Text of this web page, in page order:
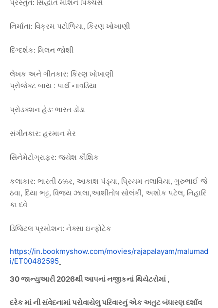
પ્રસ્તુત: સિદ્ધાંત મોશન પિક્ચર્સ
નિર્માતા: વિક્રમ પટોળિયા, કિરણ ખોખાણી
દિગ્દર્શક: મિલન જોશી
લેખક અને ગીતકાર: કિરણ ખોખાણી
પ્રોજેક્ટ બાય : પાર્થ નાવડિયા
પ્રોડક્શન હેડઃ ભારત ડોંડા
સંગીતકાર: હરમાન મેર
સિનેમેટોગ્રાફર: જયેશ કૌશિક
કલાકાર: ભારતી ઠક્કર, આકાશ પંડ્યા, પ્રિયમ તલાવિયા, ગુરુભાઈ જે
ઠવા, દિયા ભટ્ટ, વિજય ઝાલા,આશીતોષ સોલંકી, અશોક પટેલ, નિહારિ
કા દવે
ડિજિટલ પ્રમોશન: નેક્સા ઇન્ફોટેક
https://in.bookmyshow.com/movies/rajapalayam/malumad
i/ET00482595
30જાન્યુઆરી2026થીઆપનાંનજીકનાં થિયેટરોમાં ,
દરેકમાંનીસંવેદનામાંપરોવાયેલુપરિવારનુંએકઅતુટબંધારણદર્શાવ